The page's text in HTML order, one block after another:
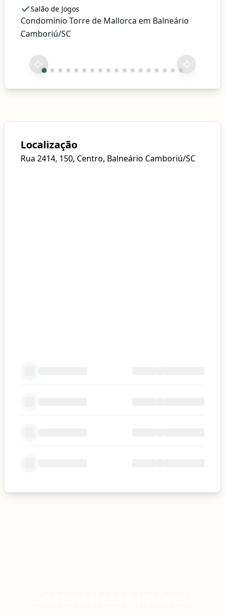
Salão de Jogos
Condomínio Torre de Mallorca em Balneário
Camboriú/SC
Localização
Rua 2414, 150, Centro, Balneário Camboriú/SC